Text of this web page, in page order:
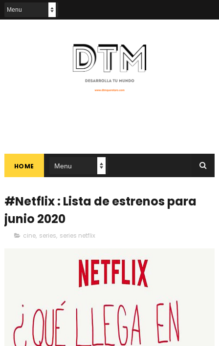
HOME
#Netflix : Lista de estrenos para
junio 2020
cine, series, series netflix